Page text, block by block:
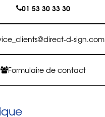
01 53 30 33 30
d-sign.com
Formulaire de contact